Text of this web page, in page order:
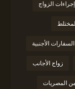
إجراءات الزواج
السفارات الأجنبية
زواج الأجانب
من المصريات